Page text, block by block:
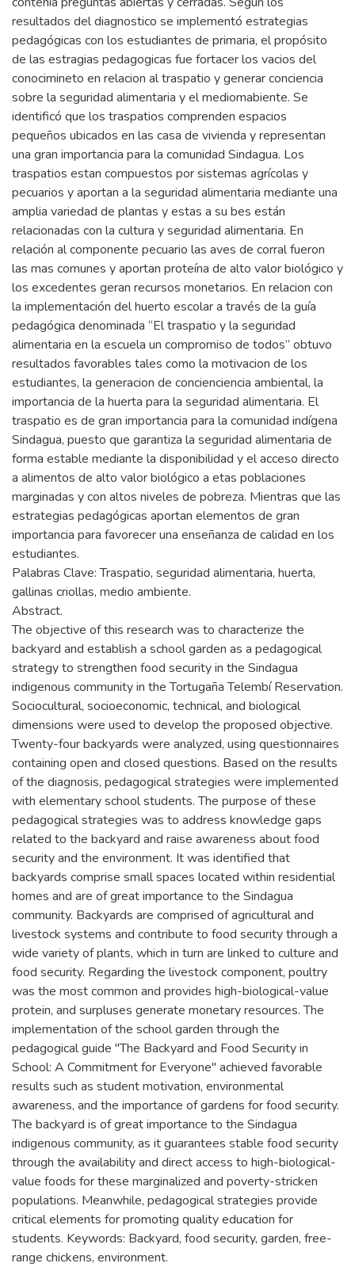
resultados del diagnostico se implementó estrategias
pedagógicas con los estudiantes de primaria, el propósito
de las estragias pedagogicas fue fortacer los vacios del
conocimineto en relacion al traspatio y generar conciencia
sobre la seguridad alimentaria y el mediomabiente. Se
identificó que los traspatios comprenden espacios
pequeños ubicados en las casa de vivienda y representan
una gran importancia para la comunidad Sindagua. Los
traspatios estan compuestos por sistemas agrícolas y
pecuarios y aportan a la seguridad alimentaria mediante una
amplia variedad de plantas y estas a su bes están
relacionadas con la cultura y seguridad alimentaria. En
relación al componente pecuario las aves de corral fueron
las mas comunes y aportan proteína de alto valor biológico y
los excedentes geran recursos monetarios. En relacion con
la implementación del huerto escolar a través de la guía
pedagógica denominada “El traspatio y la seguridad
alimentaria en la escuela un compromiso de todos” obtuvo
resultados favorables tales como la motivacion de los
estudiantes, la generacion de concienciencia ambiental, la
importancia de la huerta para la seguridad alimentaria. El
traspatio es de gran importancia para la comunidad indígena
Sindagua, puesto que garantiza la seguridad alimentaria de
forma estable mediante la disponibilidad y el acceso directo
a alimentos de alto valor biológico a etas poblaciones
marginadas y con altos niveles de pobreza. Mientras que las
estrategias pedagógicas aportan elementos de gran
importancia para favorecer una enseñanza de calidad en los
estudiantes.
Palabras Clave: Traspatio, seguridad alimentaria, huerta,
gallinas criollas, medio ambiente.
Abstract.
The objective of this research was to characterize the
backyard and establish a school garden as a pedagogical
strategy to strengthen food security in the Sindagua
indigenous community in the Tortugaña Telembí Reservation.
Sociocultural, socioeconomic, technical, and biological
dimensions were used to develop the proposed objective.
Twenty-four backyards were analyzed, using questionnaires
containing open and closed questions. Based on the results
of the diagnosis, pedagogical strategies were implemented
with elementary school students. The purpose of these
pedagogical strategies was to address knowledge gaps
related to the backyard and raise awareness about food
security and the environment. It was identified that
backyards comprise small spaces located within residential
homes and are of great importance to the Sindagua
community. Backyards are comprised of agricultural and
livestock systems and contribute to food security through a
wide variety of plants, which in turn are linked to culture and
food security. Regarding the livestock component, poultry
was the most common and provides high-biological-value
protein, and surpluses generate monetary resources. The
implementation of the school garden through the
pedagogical guide "The Backyard and Food Security in
School: A Commitment for Everyone" achieved favorable
results such as student motivation, environmental
awareness, and the importance of gardens for food security.
The backyard is of great importance to the Sindagua
indigenous community, as it guarantees stable food security
through the availability and direct access to high-biological-
value foods for these marginalized and poverty-stricken
populations. Meanwhile, pedagogical strategies provide
critical elements for promoting quality education for
students. Keywords: Backyard, food security, garden, free-
range chickens, environment.